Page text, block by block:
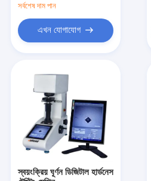
সর্বশেষ দাম পান
এখন যোগাযোগ
স্বয়ংক্রিয় ঘূর্ণন ডিজিটাল হার্ডনেস